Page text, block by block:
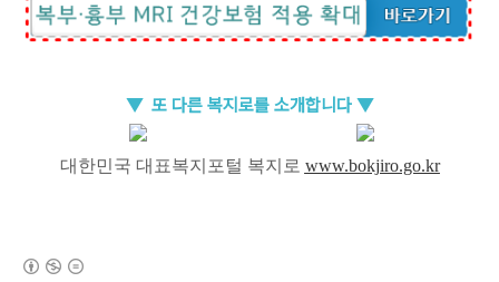
▼ 또 다른 복지 로를 소개합니다 ▼
대한민국 대표복지포털 복지로 www.bokjiro.go.kr